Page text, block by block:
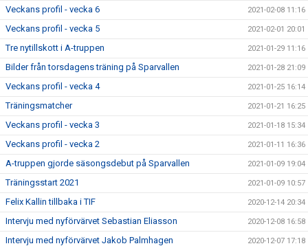
Veckans profil - vecka 6 2021-02-08 11:16
Veckans profil - vecka 5 2021-02-01 20:01
Tre nytillskott i A-truppen 2021-01-29 11:16
Bilder från torsdagens träning på Sparvallen 2021-01-28 21:09
Veckans profil - vecka 4 2021-01-25 16:14
Träningsmatcher 2021-01-21 16:25
Veckans profil - vecka 3 2021-01-18 15:34
Veckans profil - vecka 2 2021-01-11 16:36
A-truppen gjorde säsongsdebut på Sparvallen 2021-01-09 19:04
Träningsstart 2021 2021-01-09 10:57
Felix Kallin tillbaka i TIF 2020-12-14 20:34
Intervju med nyförvärvet Sebastian Eliasson 2020-12-08 16:58
Intervju med nyförvärvet Jakob Palmhagen 2020-12-07 17:18